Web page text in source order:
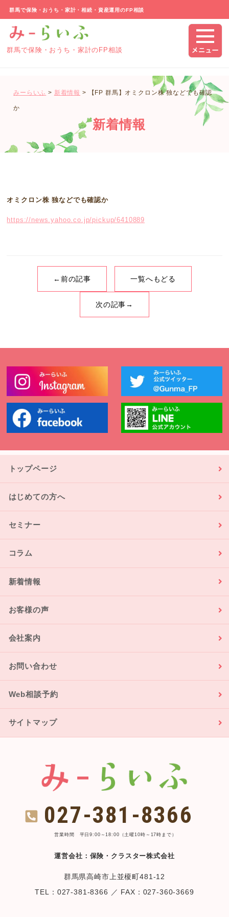
群馬で保険・おうち・家計・相続・資産運用のFP相談
群馬で保険・おうち・家計のFP相談
みーらいふ > 新着情報 > 【FP 群馬】オミクロン株 独などでも確認
か
新着情報
オミクロン株 独などでも確認か
https://news.yahoo.co.jp/pickup/6410889
←前の記事 一覧へもどる
次の記事→
トップページ
はじめての方へ
セミナー
コラム
新着情報
お客様の声
会社案内
お問い合わせ
Web相談予約
サイトマップ
027-381-8366
営業時間 平日9:00～18:00（土曜10時～17時まで）
運営会社：保険・クラスター株式会社
群馬県高崎市上並榎町481-12
TEL：027-381-8366 ／ FAX：027-360-3669